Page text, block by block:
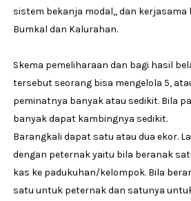
sistem bekanja modal,, dan kerjasama
Bumkal dan Kalurahan.
Skema pemeliharaan dan bagi hasil
tersebut seorang bisa mengelola 5,
peminatnya banyak atau sedikit. Bila
banyak dapat kambingnya sedikit.
Barangkali dapat satu atau dua ekor.
dengan peternak yaitu bila beranak
kas ke padukuhan/kelompok. Bila
satu untuk peternak dan satunya